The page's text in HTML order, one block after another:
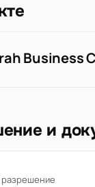
Business
и